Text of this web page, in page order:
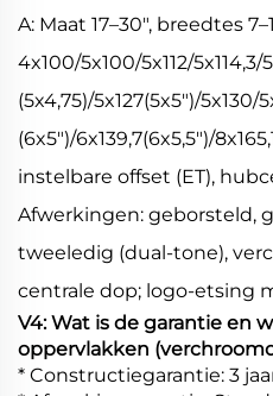
A: Maat 17–30", breedtes
4x100/5x100/5x112/5x114,3/
(5x4,75)/5x127(5x5")/5x130/
(6x5")/6x139,7(6x5,5")/
instelbare offset (ET),
Afwerkingen: geborsteld,
tweeledig (dual-tone),
centrale dop; logo-etsing
V4: Wat is de garantie en
oppervlakken
* Constructiegarantie: 3